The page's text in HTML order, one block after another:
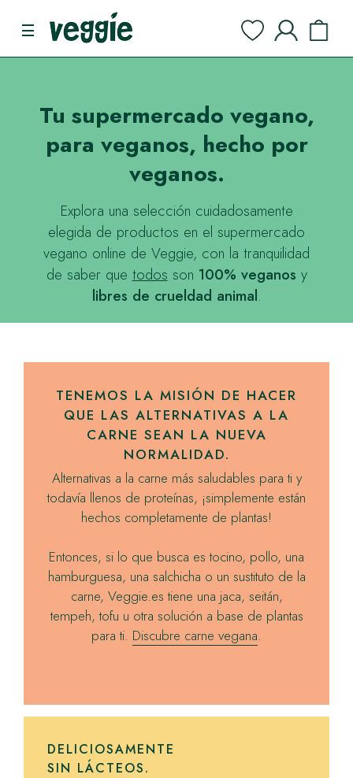
Tu supermercado vegano,
para veganos, hecho por
veganos.
Explora una selección cuidadosamente
elegida de productos en el supermercado
vegano online de Veggie, con la tranquilidad
de saber que todos son 100% veganos y
libres de crueldad animal.
TENEMOS LA MISIÓN DE HACER
QUE LAS ALTERNATIVAS A LA
CARNE SEAN LA NUEVA
NORMALIDAD.
Alternativas a la carne más saludables para ti y
todavía llenos de proteínas, ¡simplemente están
hechos completamente de plantas!
Entonces, si lo que busca es tocino, pollo, una
hamburguesa, una salchicha o un sustituto de la
carne, Veggie.es tiene una jaca, seitán,
tempeh, tofu u otra solución a base de plantas
para ti. Discubre carne vegana.
DELICIOSAMENTE
SIN LÁCTEOS.